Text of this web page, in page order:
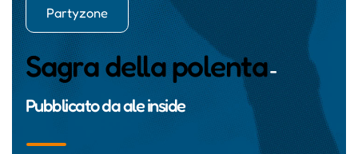
Partyzone
Sagra della polenta-
Pubblicato daale inside